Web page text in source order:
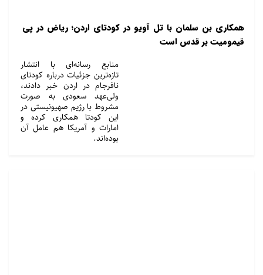
همکاری بن سلمان با تل آویو در کودتای اردن؛ ریاض در پی
قیمومیت بر قدس است
منابع رسانه‌ای با انتشار
تازه‌ترین جزئیات درباره کودتای
نافرجام در اردن خبر دادند،
ولی‌عهد سعودی به صورت
مشروط با رژیم صهیونیستی در
این کودتا همکاری کرده و
امارات و آمریکا هم عامل آن
بوده‌اند.